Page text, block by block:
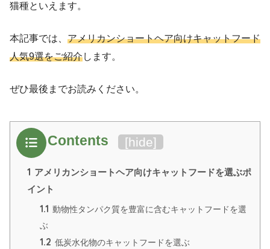
猫種といえます。
本記事では、 アメリカンショートヘア向けキャットフード
人気9選をご紹介します。
ぜひ最後までお読みください。
Contents [hide]
1 アメリカンショートヘア向けキャットフードを選ぶポ
イント
1.1 動物性タンパク質を豊富に含むキャットフードを選
ぶ
1.2 低炭水化物のキャットフードを選ぶ